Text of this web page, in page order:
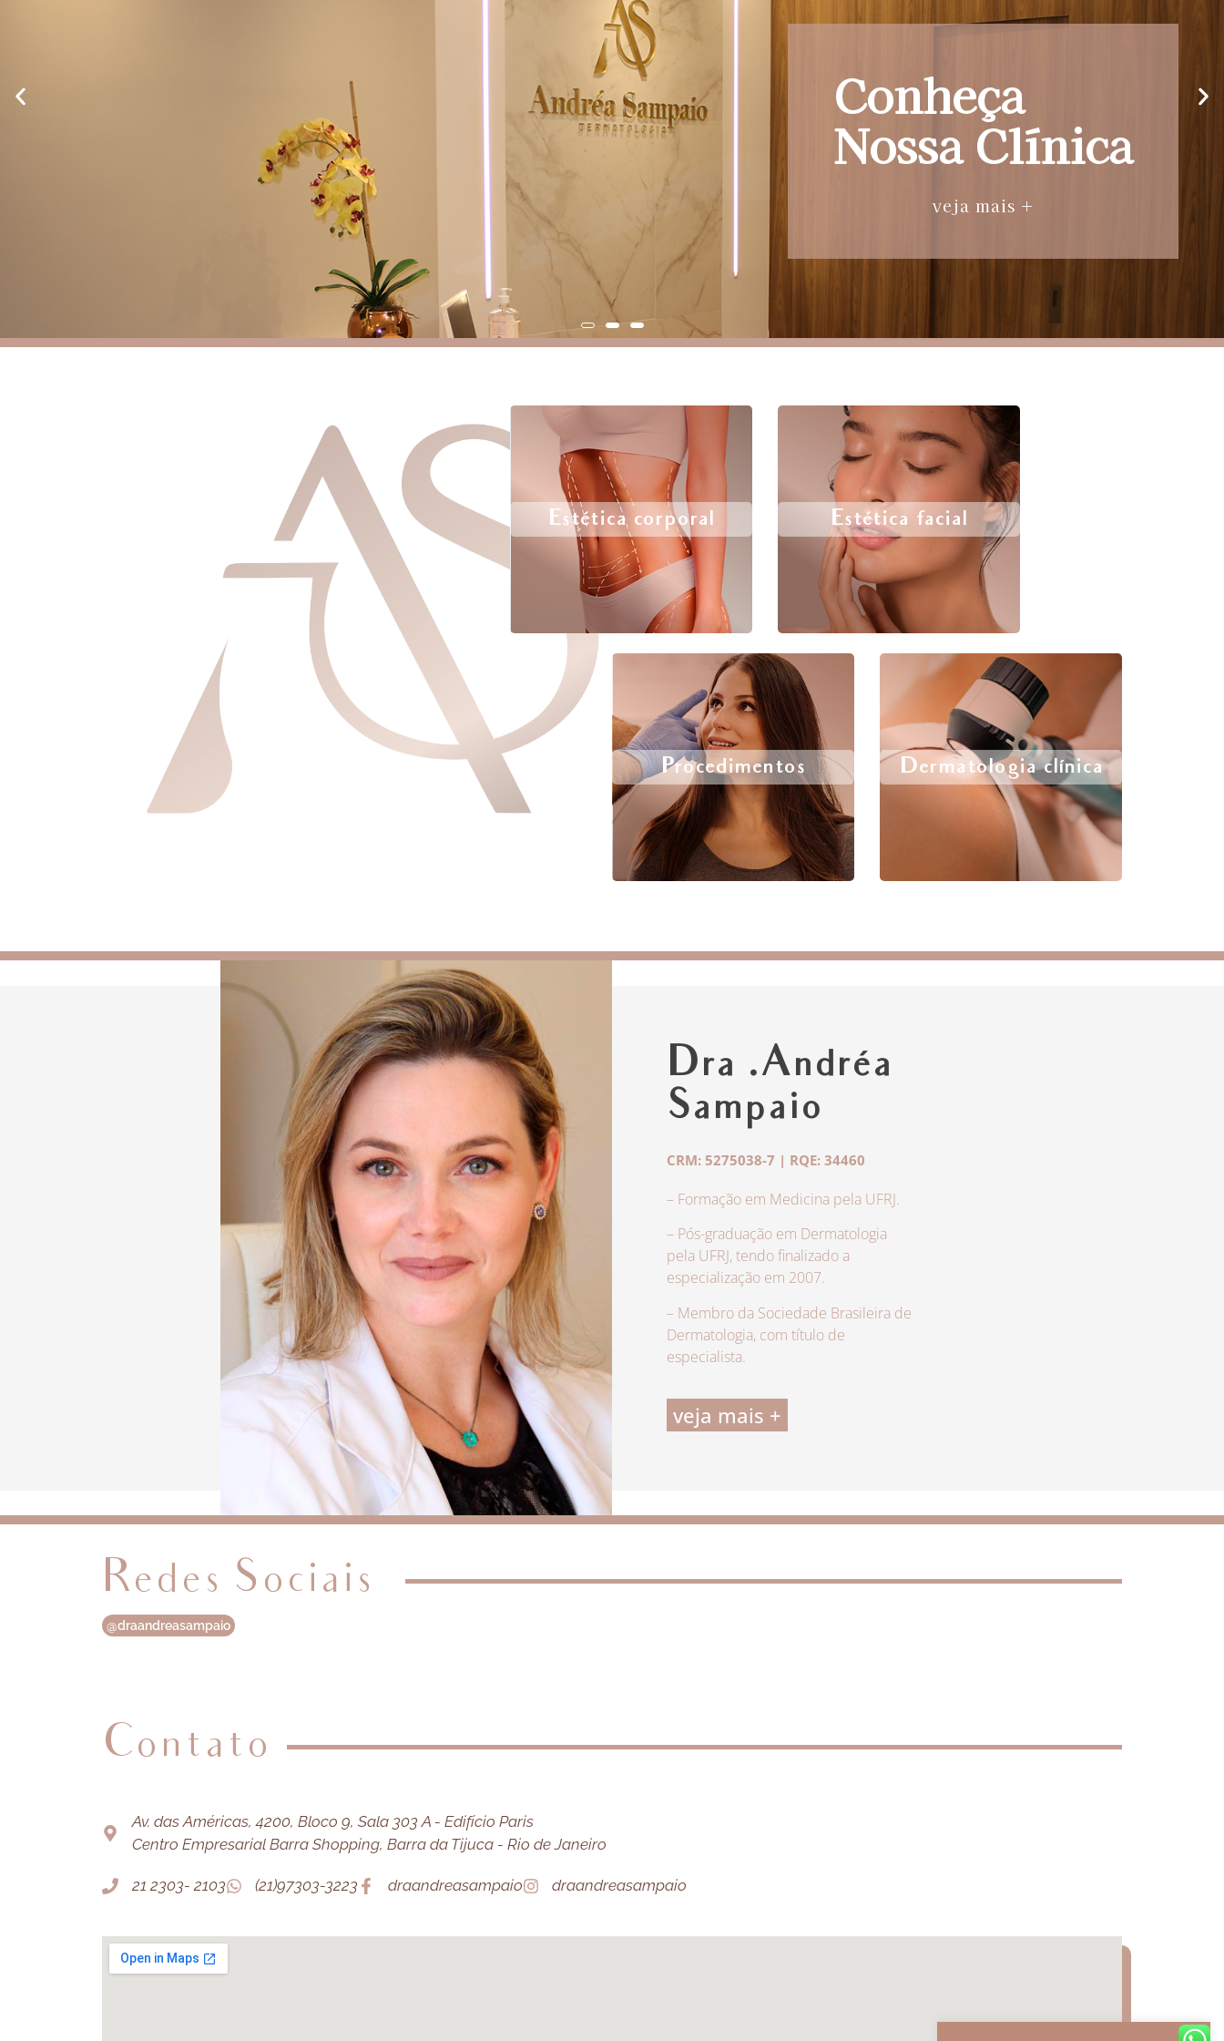
Conheça
Nossa Clínica
veja mais +
Estética corporal Estética facial
Procedimentos Dermatologia clínica
Dra .Andréa
Sampaio
CRM: 5275038-7 | RQE: 34460
– Formação em Medicina pela UFRJ.
– Pós-graduação em Dermatologia
pela UFRJ, tendo finalizado a
especialização em 2007.
– Membro da Sociedade Brasileira de
Dermatologia, com título de
especialista.
veja mais +
Redes Sociais
@draandreasampaio
Contato
Av. das Américas, 4200, Bloco 9, Sala 303 A - Edifício Paris
Centro Empresarial Barra Shopping, Barra da Tijuca - Rio de Janeiro
21 2303- 2103 (21)97303-3223 draandreasampaio draandreasampaio